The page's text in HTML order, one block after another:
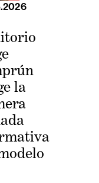
la